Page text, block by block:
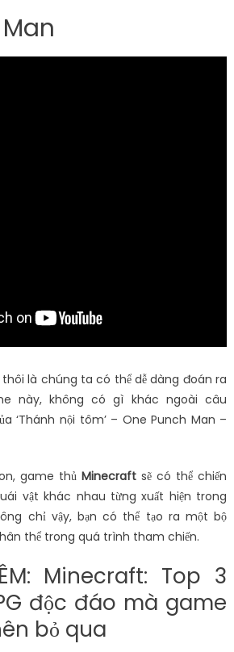
là chúng ta có thể dễ dàng đoán ra
này, không có gì khác ngoài câu
‘Thánh nội tôm’ – One Punch Man –
game thủMinecraft sẽ có thể chiến
vật khác nhau từng xuất hiện trong
chỉ vậy, bạn có thể tạo ra một bộ
thể trong quá trình tham chiến.
Minecraft: Top 3
độc đáo mà game
bỏ qua